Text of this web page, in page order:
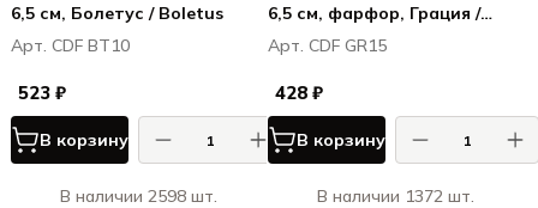
6,5 см, Болетус / Boletus
Арт. CDF BT10
523 ₽
В корзину
В наличии 2598 шт.
6,5 см, фарфор, Грация /
Grazia
Арт. CDF GR15
428 ₽
В корзину
В наличии 1372 шт.